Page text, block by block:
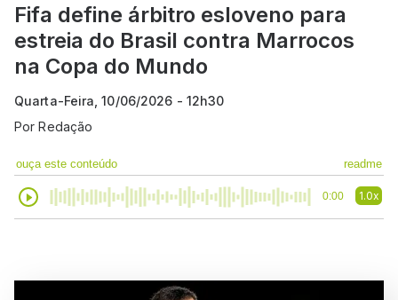
Fifa define árbitro esloveno para
estreia do Brasil contra Marrocos
na Copa do Mundo
Quarta-Feira, 10/06/2026 - 12h30
PorRedação
ouça este conteúdo readme
0:00 1.0x